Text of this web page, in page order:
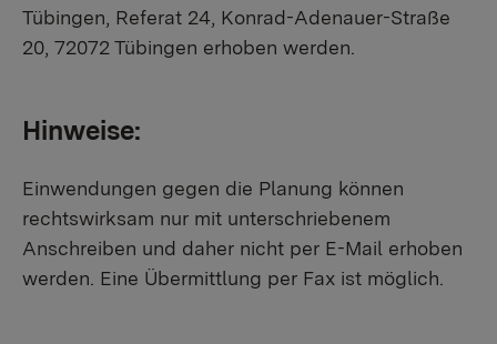
Tübingen, Referat 24, Konrad-Adenauer-Straße
20, 72072 Tübingen erhoben werden.
Hinweise:
Einwendungen gegen die Planung können
rechtswirksam nur mit unterschriebenem
Anschreiben und daher nicht per E-Mail erhoben
werden. Eine Übermittlung per Fax ist möglich.